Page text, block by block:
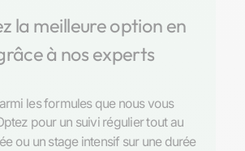
la meilleure option en
à nos experts
les formules que nous vous
pour un suivi régulier tout au
ou un stage intensif sur une durée